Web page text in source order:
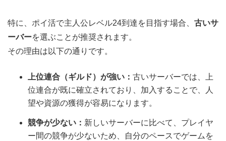
特に、ポイ活で主人公レベル24到達を目指す場合、 古いサ
ーバーを選ぶことが推奨されます。
その理由は以下の通りです。
上位連合（ギルド）が強い： 古いサーバーでは、上
位連合が既に確立されており、加入することで、人
望や資源の獲得が容易になります。
競争が少ない： 新しいサーバーに比べて、プレイヤ
ー間の競争が少ないため、自分のペースでゲームを